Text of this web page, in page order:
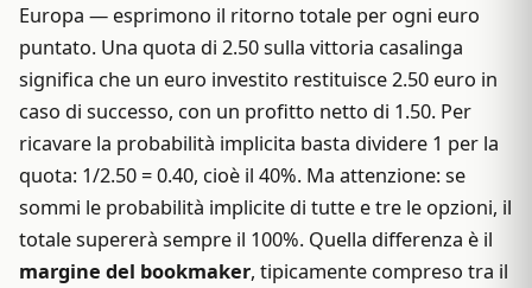
Europa — esprimono il ritorno totale per ogni euro
puntato. Una quota di 2.50 sulla vittoria casalinga
significa che un euro investito restituisce 2.50 euro in
caso di successo, con un profitto netto di 1.50. Per
ricavare la probabilità implicita basta dividere 1 per la
quota: 1/2.50 = 0.40, cioè il 40%. Ma attenzione: se
sommi le probabilità implicite di tutte e tre le opzioni, il
totale supererà sempre il 100%. Quella differenza è il
margine del bookmaker, tipicamente compreso tra il